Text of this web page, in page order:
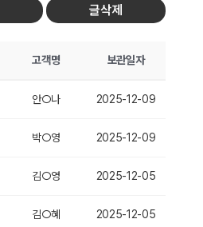
글삭제
고객명 보관일자
안○나 2025-12-09
박○영 2025-12-09
김○영 2025-12-05
김○혜 2025-12-05